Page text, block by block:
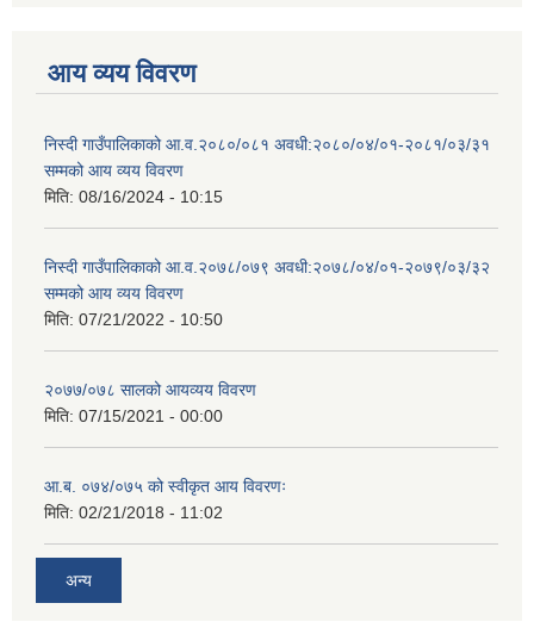
आय व्यय विवरण
निस्दी गाउँपालिकाको आ.व.२०८०/०८१ अवधी:२०८०/०४/०१-२०८१/०३/३१
सम्मको आय व्यय विवरण
मिति: 08/16/2024 - 10:15
निस्दी गाउँपालिकाको आ.व.२०७८/०७९ अवधी:२०७८/०४/०१-२०७९/०३/३२
सम्मको आय व्यय विवरण
मिति: 07/21/2022 - 10:50
२०७७/०७८ सालको आयव्यय विवरण
मिति: 07/15/2021 - 00:00
आ.ब. ०७४/०७५ को स्वीकृत आय विवरणः
मिति: 02/21/2018 - 11:02
अन्य